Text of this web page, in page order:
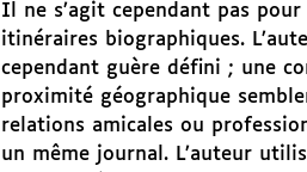
Il ne s’agit cependant pas
itinéraires biographiques.
cependant guère défini ; une
proximité géographique
relations amicales ou
un même journal. L’auteur